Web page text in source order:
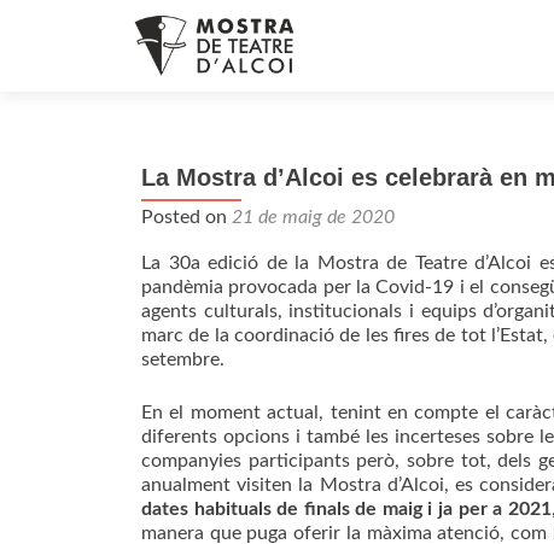
La Mostra d’Alcoi es celebrarà en
Posted on 21 de maig de 2020
La 30a edició de la Mostra de Teatre d’Alcoi
pandèmia provocada per la Covid-19 i el
agents culturals, institucionals i equips
marc de la coordinació de les fires de tot
setembre.
En el moment actual, tenint en compte el
diferents opcions i també les incerteses sobre
companyies participants però, sobre tot, dels
anualment visiten la Mostra d’Alcoi, es
dates habituals de finals de maig i ja per a 2021
manera que puga oferir la màxima atenció,